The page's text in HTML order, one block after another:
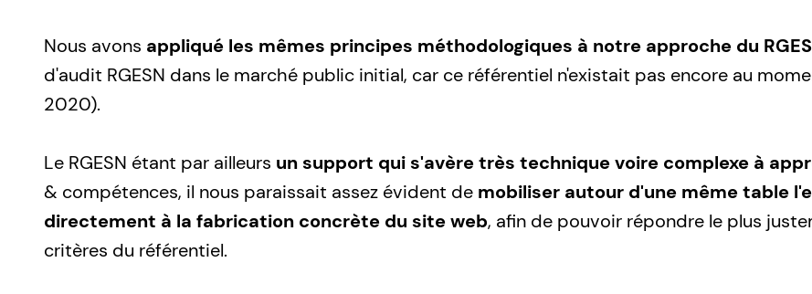
Nous avons appliqué les mêmes principes méthodologiques à notre approche du
d'audit RGESN dans le marché public initial, car ce référentiel n'existait pas encore au
2020).
Le RGESN étant par ailleurs un support qui s'avère très technique voire complexe à
& compétences, il nous paraissait assez évident de mobiliser autour d'une même table
directement à la fabrication concrète du site web, afin de pouvoir répondre le plus
critères du référentiel.